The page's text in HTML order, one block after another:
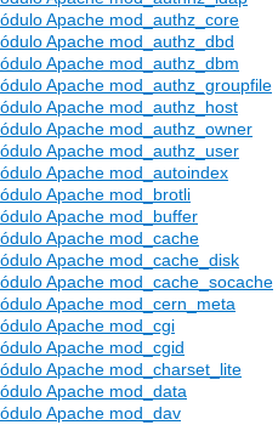
Apache mod_authz_core
Apache mod_authz_dbd
Apache mod_authz_dbm
Apache mod_authz_groupfile
Apache mod_authz_host
Apache mod_authz_owner
Apache mod_authz_user
Apache mod_autoindex
Apache mod_brotli
Apache mod_buffer
Apache mod_cache
Apache mod_cache_disk
Apache mod_cache_socache
Apache mod_cern_meta
Apache mod_cgi
Apache mod_cgid
Apache mod_charset_lite
Apache mod_data
Apache mod_dav